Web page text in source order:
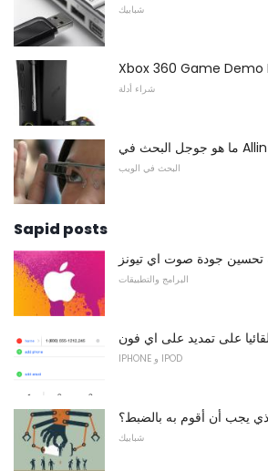
شبابيك
Xbox 360 Game Demo
شراء أدلة
البحث في الويب
Sapid posts
تحسين جودة صوت اي تيونز
البرامج والتطبيقات
على تمديد على اي فون
IPHONE و IPOD
يجب أن أقوم به بالضبط؟
شبابيك